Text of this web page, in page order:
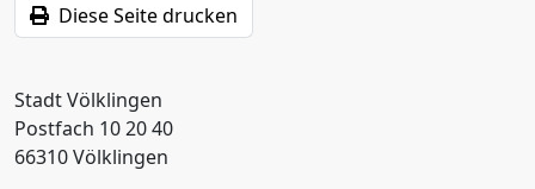
Diese Seite drucken
Stadt Völklingen
Postfach 10 20 40
66310 Völklingen